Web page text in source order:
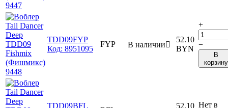
TDD09FYP
Код: 8951095
FYP В наличии
52.10
BYN
+
−
В
корзину
TDD09BFL
52.10 Нет в